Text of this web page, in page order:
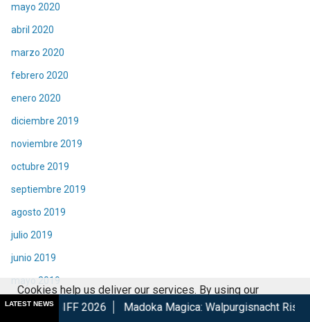
mayo 2020
abril 2020
marzo 2020
febrero 2020
enero 2020
diciembre 2019
noviembre 2019
octubre 2019
septiembre 2019
agosto 2019
julio 2019
junio 2019
mayo 2019
abril 2019
LATEST NEWSMadoka Magica: Walpurgisnacht Rising confirma su
Cookies help us deliver our services. By using our
services, you agree to our use of cookies.
Got it